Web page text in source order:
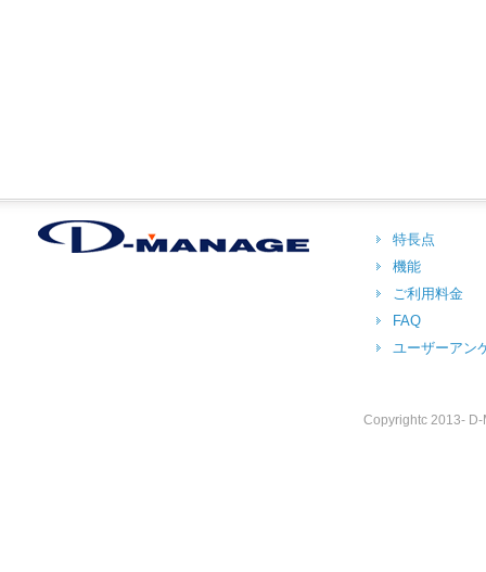
特長点
機能
ご利用料金
FAQ
ユーザーアン
Copyrightc 2013-